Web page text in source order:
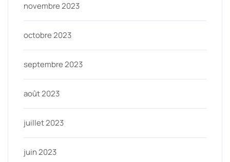
novembre 2023
octobre 2023
septembre 2023
août 2023
juillet 2023
juin 2023